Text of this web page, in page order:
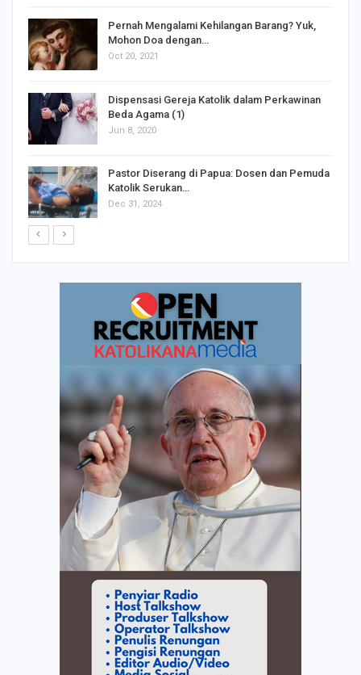
Pernah Mengalami Kehilangan Barang? Yuk,
Mohon Doa dengan…
Oct 20, 2021
Dispensasi Gereja Katolik dalam Perkawinan
Beda Agama (1)
Jun 8, 2020
Pastor Diserang di Papua: Dosen dan Pemuda
Katolik Serukan…
Dec 31, 2024